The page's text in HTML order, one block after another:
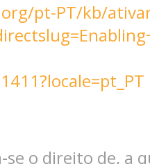
pt-PT/kb/
se o direito de,